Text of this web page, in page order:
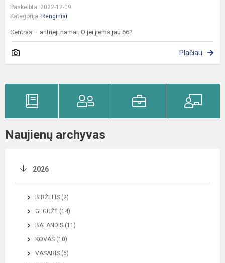
Paskelbta: 2022-12-09
Kategorija: Renginiai
Centras – antrieji namai. O jei jiems jau 66?
Plačiau
Naujienų archyvas
2026
BIRŽELIS (2)
GEGUŽĖ (14)
BALANDIS (11)
KOVAS (10)
VASARIS (6)